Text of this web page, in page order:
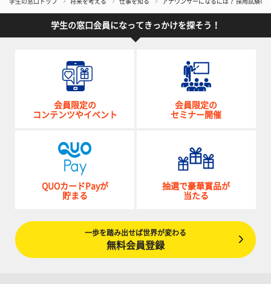
学生の窓口トップ 将来を考える 仕事を知る アナウンサーになるには？ 採用試験の
学生の窓口会員になってきっかけを探そう！
会員限定の
コンテンツやイベント
会員限定の
セミナー開催
QUOカードPayが
貯まる
抽選で豪華賞品が
当たる
一歩を踏み出せば世界が変わる
無料会員登録